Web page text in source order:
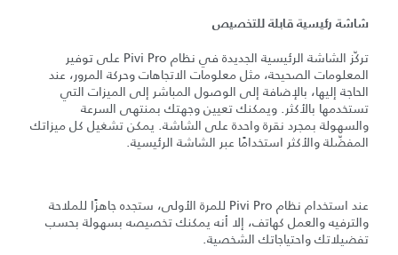
شاشة رئيسية قابلة للتخصيص
تركّز الشاشة الرئيسية الجديدة في نظام Pivi Pro على توفير
المعلومات الصحيحة، مثل معلومات الاتجاهات وحركة المرور، عند
الحاجة إليها، بالإضافة إلى الوصول المباشر إلى الميزات التي
تستخدمها بالأكثر. ويمكنك تعيين وجهتك بمنتهى السرعة
والسهولة بمجرد نقرة واحدة على الشاشة. يمكن تشغيل كل ميزاتك
المفضّلة والأكثر استخدامًا عبر الشاشة الرئيسية.
عند استخدام نظام Pivi Pro للمرة الأولى، ستجده جاهزًا للملاحة
والترفيه والعمل كهاتف، إلا أنه يمكنك تخصيصه بسهولة بحسب
تفضيلاتك واحتياجاتك الشخصية.